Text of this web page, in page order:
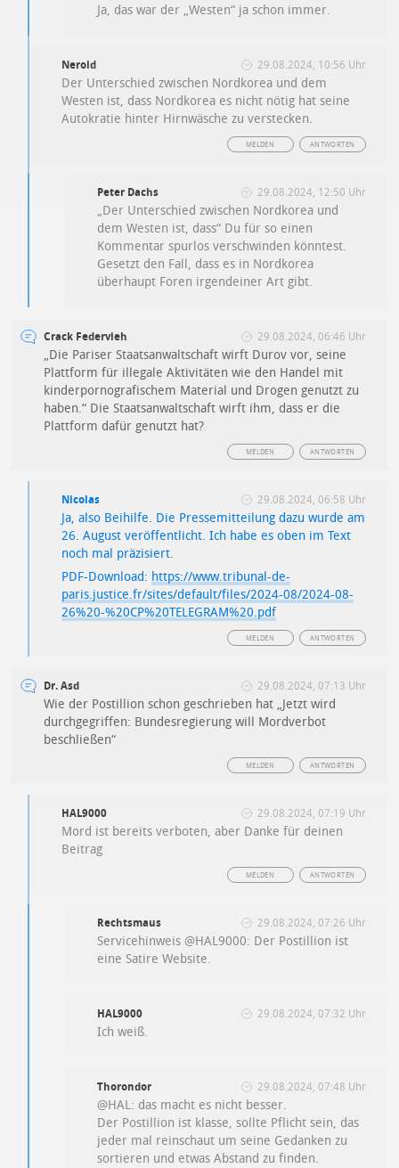
Ja, das war der „Westen“ ja schon immer.
Neroid 29.08.2024, 10:56 Uhr
Der Unterschied zwischen Nordkorea und dem
Westen ist, dass Nordkorea es nicht nötig hat seine
Autokratie hinter Hirnwäsche zu verstecken.
ANTWORTEN
MELDEN
Peter Dachs 29.08.2024, 12:50 Uhr
„Der Unterschied zwischen Nordkorea und
dem Westen ist, dass“ Du für so einen
Kommentar spurlos verschwinden könntest.
Gesetzt den Fall, dass es in Nordkorea
überhaupt Foren irgendeiner Art gibt.
Crack Federvieh 29.08.2024, 06:46 Uhr
„Die Pariser Staatsanwaltschaft wirft Durov vor, seine
Plattform für illegale Aktivitäten wie den Handel mit
kinderpornografischem Material und Drogen genutzt zu
haben.“ Die Staatsanwaltschaft wirft ihm, dass er die
Plattform dafür genutzt hat?
ANTWORTEN
MELDEN
Nicolas 29.08.2024, 06:58 Uhr
Ja, also Beihilfe. Die Pressemitteilung dazu wurde am
26. August veröffentlicht. Ich habe es oben im Text
noch mal präzisiert.
PDF-Download: https://www.tribunal-de-
paris.justice.fr/sites/default/files/2024-08/2024-08-
26%20-%20CP%20TELEGRAM%20.pdf
ANTWORTEN
MELDEN
Dr. Asd 29.08.2024, 07:13 Uhr
Wie der Postillion schon geschrieben hat „Jetzt wird
durchgegriffen: Bundesregierung will Mordverbot
beschließen“
ANTWORTEN
MELDEN
HAL9000 29.08.2024, 07:19 Uhr
Mord ist bereits verboten, aber Danke für deinen
Beitrag
ANTWORTEN
MELDEN
Rechtsmaus 29.08.2024, 07:26 Uhr
Servicehinweis @HAL9000: Der Postillion ist
eine Satire Website.
HAL9000 29.08.2024, 07:32 Uhr
Ich weiß.
Thorondor 29.08.2024, 07:48 Uhr
@HAL: das macht es nicht besser.
Der Postillion ist klasse, sollte Pflicht sein, das
jeder mal reinschaut um seine Gedanken zu
sortieren und etwas Abstand zu finden.